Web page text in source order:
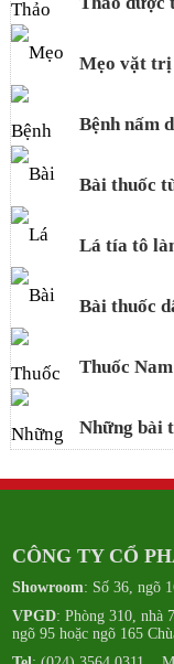
Mẹo vặt trị
(25/01/2021)Bệnh nấm
(25/01/2021)Bài thuốc
Lá tía tô
Bài thuốc
Thuốc
Những bài
hiệu quả, nhiều
CÔNG TY CỔ
Showroom: Số 36, ngõ
VPGD: Phòng 310, nhà
ngõ 95 hoặc ngõ 165